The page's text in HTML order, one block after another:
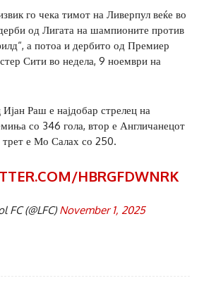
го чека тимот на Ливерпул веќе во
од Лигата на шампионите против
а потоа и дербито од Премиер
Сити во недела, 9 ноември на
Раш е најдобар стрелец на
со 346 гола, втор е Англичанецот
е Мо Салах со 250.
HBRGFDWNRK
(@LFC)November 1, 2025